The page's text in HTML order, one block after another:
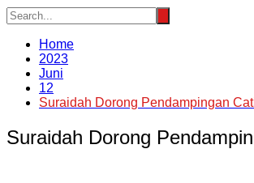
Home
2023
Juni
12
Suraidah Dorong Pendampingan
Suraidah Dorong